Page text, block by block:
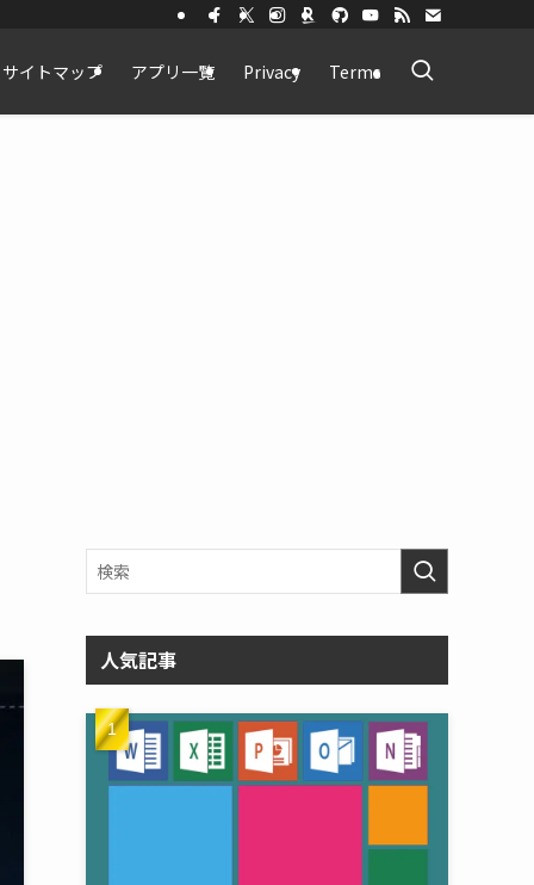
サイトマップ アプリ一覧 Privacy Terms
人気記事